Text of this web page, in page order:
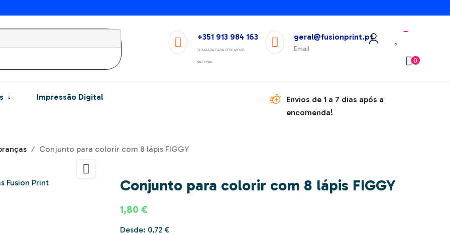
+351 913 984 163
CHAMADA PARA REDE MÓVEL
NACIONAL
geral@fusionprint.pt
Email
0
Impressão Digital
Envios de 1 a 7 dias após a
encomenda!
Conjunto para colorir com 8 lápis FIGGY

Conjunto para colorir com 8 lápis FIGGY
1,80 €
Desde: 0,72 €